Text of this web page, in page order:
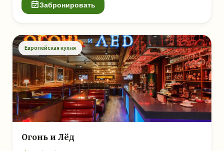
Забронировать
Европейская кухня
Огонь и Лёд